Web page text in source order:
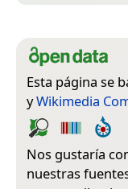
Esta página se
yWikimedia
Nos gustaría
nuestras